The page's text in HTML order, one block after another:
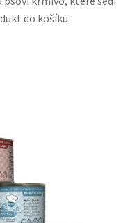
do košíku.